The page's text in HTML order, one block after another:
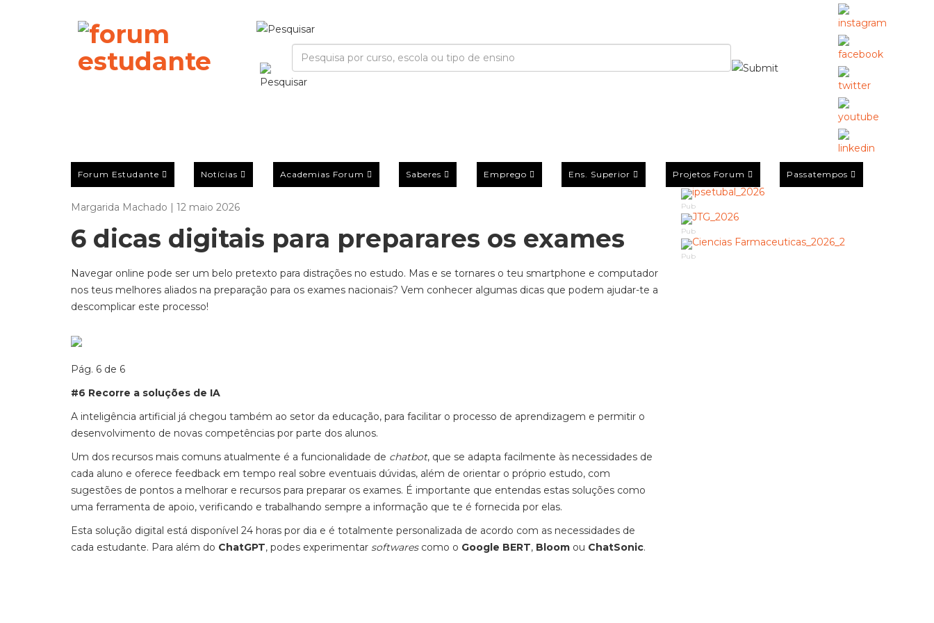
Forum Estudante Notícias Academias Forum Saberes Emprego Ens. Superior Projetos Forum Passatempos
Margarida Machado | 12 maio 2026
6 dicas digitais para preparares os exames
Navegar online pode ser um belo pretexto para distrações no estudo. Mas e se tornares o teu smartphone e computador
nos teus melhores aliados na preparação para os exames nacionais? Vem conhecer algumas dicas que podem ajudar-te a
descomplicar este processo!
Pág. 6 de 6
#6 Recorre a soluções de IA
A inteligência artificial já chegou também ao setor da educação, para facilitar o processo de aprendizagem e permitir o
desenvolvimento de novas competências por parte dos alunos.
Um dos recursos mais comuns atualmente é a funcionalidade de chatbot, que se adapta facilmente às necessidades de
cada aluno e oferece feedback em tempo real sobre eventuais dúvidas, além de orientar o próprio estudo, com
sugestões de pontos a melhorar e recursos para preparar os exames. É importante que entendas estas soluções como
uma ferramenta de apoio, verificando e trabalhando sempre a informação que te é fornecida por elas.
Esta solução digital está disponível 24 horas por dia e é totalmente personalizada de acordo com as necessidades de
cada estudante. Para além do ChatGPT, podes experimentar softwarescomo o Google BERT, Bloom ou ChatSonic.
Pub
Pub
Pub